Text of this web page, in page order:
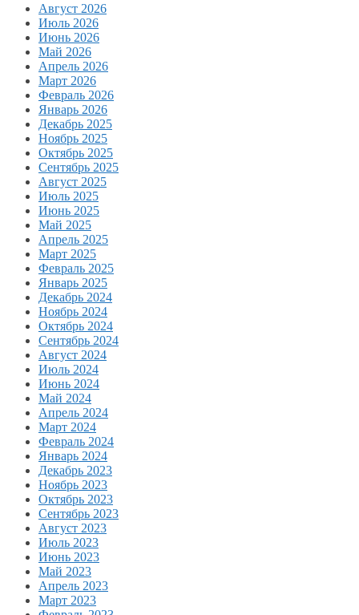
Август 2026
Июль 2026
Июнь 2026
Май 2026
Апрель 2026
Март 2026
Февраль 2026
Январь 2026
Декабрь 2025
Ноябрь 2025
Октябрь 2025
Сентябрь 2025
Август 2025
Июль 2025
Июнь 2025
Май 2025
Апрель 2025
Март 2025
Февраль 2025
Январь 2025
Декабрь 2024
Ноябрь 2024
Октябрь 2024
Сентябрь 2024
Август 2024
Июль 2024
Июнь 2024
Май 2024
Апрель 2024
Март 2024
Февраль 2024
Январь 2024
Декабрь 2023
Ноябрь 2023
Октябрь 2023
Сентябрь 2023
Август 2023
Июль 2023
Июнь 2023
Май 2023
Апрель 2023
Март 2023